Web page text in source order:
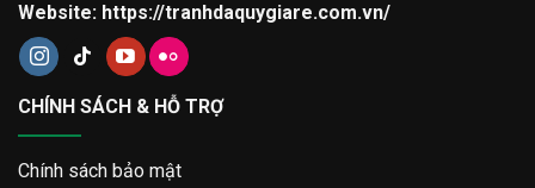
Website: https://tranhdaquygiare.com.vn/
CHÍNH SÁCH & HỖ TRỢ
Chính sách bảo mật